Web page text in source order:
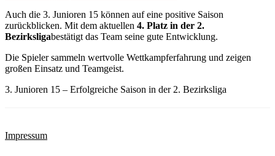
Auch die 3. Junioren 15 können auf eine positive Saison
zurückblicken. Mit dem aktuellen 4. Platz in der 2.
Bezirksligabestätigt das Team seine gute Entwicklung.
Die Spieler sammeln wertvolle Wettkampferfahrung und zeigen
großen Einsatz und Teamgeist.
3. Junioren 15 – Erfolgreiche Saison in der 2. Bezirksliga
Impressum